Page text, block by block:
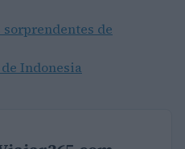
sorprendentes de
Indonesia